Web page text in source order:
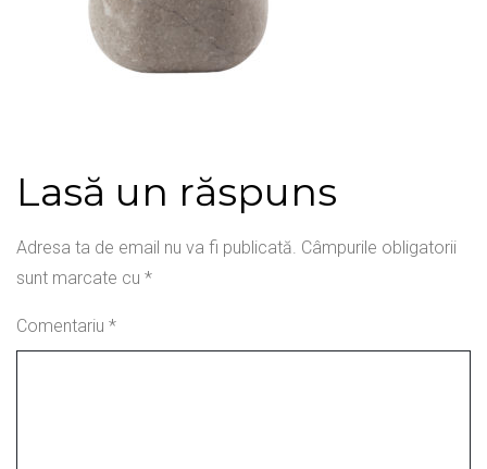
Lasă un răspuns
Adresa ta de email nu va fi publicată. Câmpurile obligatorii
sunt marcate cu *
Comentariu *